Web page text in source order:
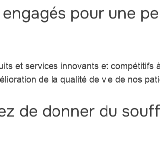
pour une
et services innovants et compétitifs
de la qualité de vie de nos
de donner du